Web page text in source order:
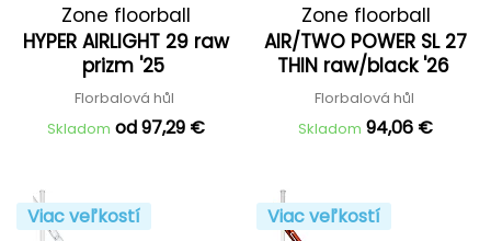
Zone floorball
HYPER AIRLIGHT 29 raw
prizm '25
Florbalová hůl
Skladom od 97,29 €
Zone floorball
AIR/TWO POWER SL 27
THIN raw/black '26
Florbalová hůl
Skladom 94,06 €
Viac veľkostí Viac veľkostí